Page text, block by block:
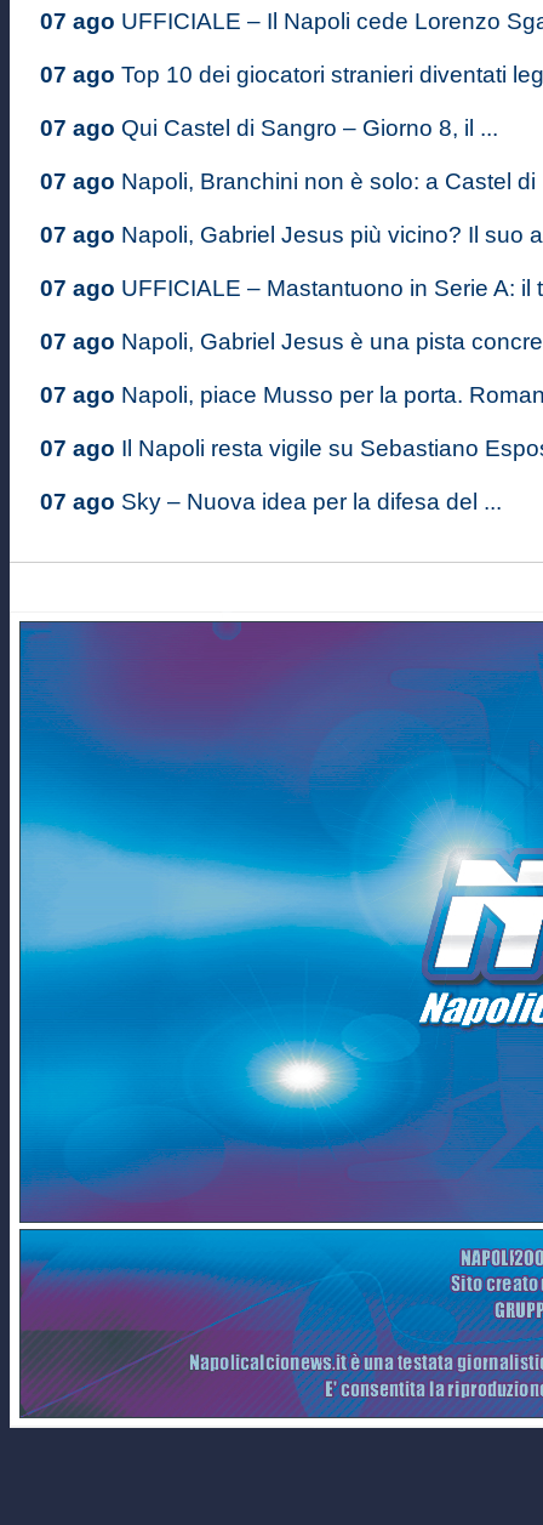
07 ago UFFICIALE – Il Napoli cede Lorenzo
07 ago Top 10 dei giocatori stranieri diventati
07 ago Qui Castel di Sangro – Giorno 8, il ...
07 ago Napoli, Branchini non è solo: a Castel di
07 ago Napoli, Gabriel Jesus più vicino? Il suo
07 ago UFFICIALE – Mastantuono in Serie A: il
07 ago Napoli, Gabriel Jesus è una pista
07 ago Napoli, piace Musso per la porta.
07 ago Il Napoli resta vigile su Sebastiano
07 ago Sky – Nuova idea per la difesa del ...